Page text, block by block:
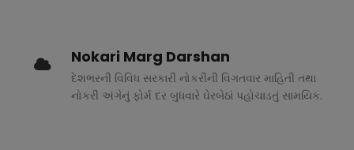
Nokari Marg Darshan
દેશભરની વિવિધ સરકારી નોકરીની વિગતવાર માહિતી તથા
નોકરી અંગેનું ફોર્મ દર બુધવારે ઘેરબેઠાં પહોચાડતું સામયિક.